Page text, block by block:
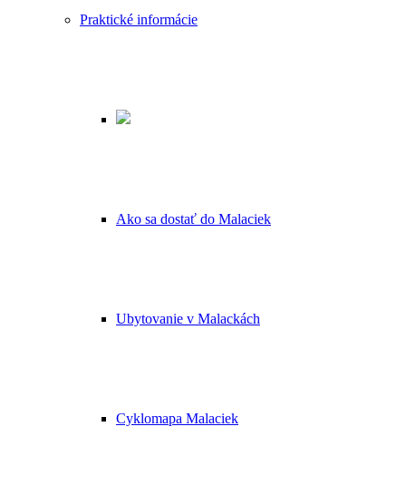
Praktické informácie
Ako sa dostať do Malaciek
Ubytovanie v Malackách
Cyklomapa Malaciek